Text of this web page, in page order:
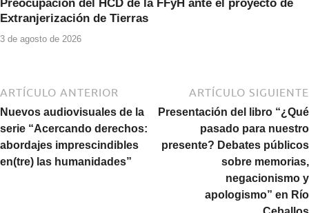
Preocupación del HCD de la FFyH ante el proyecto de
Extranjerización de Tierras
3 de agosto de 2026
ARTÍCULO ANTERIOR
Nuevos audiovisuales de la
serie “Acercando derechos:
abordajes imprescindibles
en(tre) las humanidades”
ARTÍCULO SIGUIENTE
Presentación del libro “¿Qué
pasado para nuestro
presente? Debates públicos
sobre memorias,
negacionismo y
apologismo” en Río